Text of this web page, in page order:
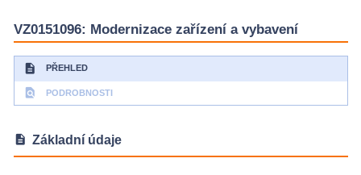
VZ0151096: Modernizace zařízení a vybavení
description PŘEHLED
find_in_page PODROBNOSTI
description Základní údaje